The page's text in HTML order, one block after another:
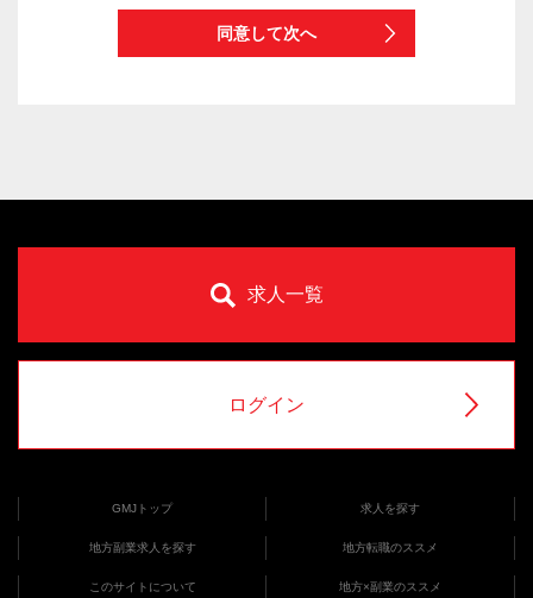
同意して次へ
求人一覧
ログイン
GMJトップ 求人を探す
地方副業求人を探す 地方転職のススメ
このサイトについて 地方×副業のススメ